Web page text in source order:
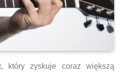
który zyskuje coraz większą